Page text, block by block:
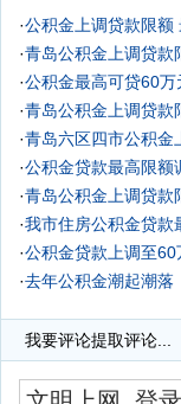
·公积金上调贷款限额
·青岛公积金上调贷款
·公积金最高可贷60万
·青岛公积金上调贷款
·青岛六区四市公积金
·公积金贷款最高限额
·青岛公积金上调贷款
·我市住房公积金贷款
·公积金贷款上调至60
·去年公积金潮起潮落
我要评论提取评论...